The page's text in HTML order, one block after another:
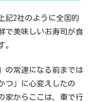
記2社のように全国的
で美味しいお寿司が食
。
の常連になる前までは
つ」に心変えしたの
家からここは、車で行